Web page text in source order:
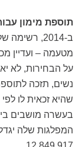
תוספת מימון
ב-2014,
מטעמה – ועדיין
על הבחירות, לא
שהיא זכאית לו